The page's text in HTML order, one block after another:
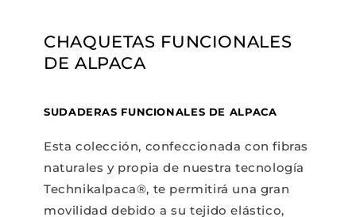
CHAQUETAS FUNCIONALES
DE ALPACA
SUDADERAS FUNCIONALES DE ALPACA
Esta colección, confeccionada con fibras
naturales y propia de nuestra tecnología
Technikalpaca®, te permitirá una gran
movilidad debido a su tejido elástico,